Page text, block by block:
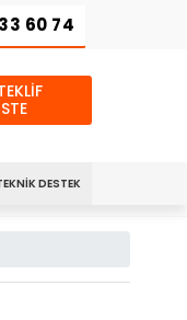
60 74
DESTEK